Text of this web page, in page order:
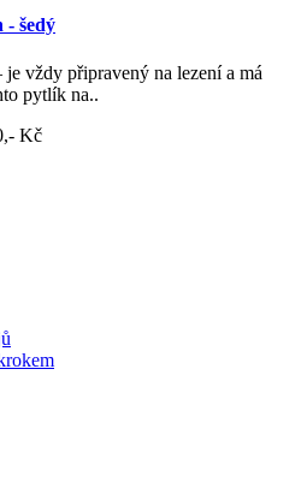
šedý
vždy připravený na lezení a má
pytlík na..
Kč